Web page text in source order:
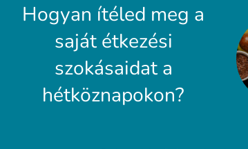
Hogyan ítéled meg a
saját étkezési
szokásaidat a
hétköznapokon?